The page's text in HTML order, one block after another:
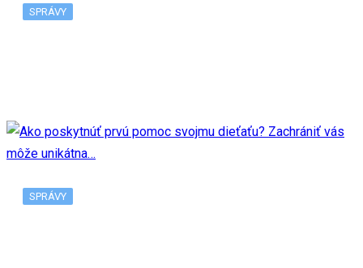
SPRÁVY
SPRÁVY